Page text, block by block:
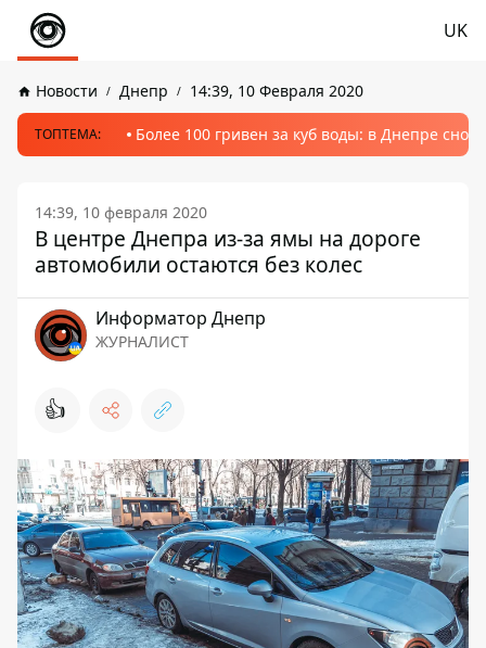
UK
Новости Днепр 14:39, 10 Февраля 2020
ТОПТЕМА: Более 100 гривен за куб воды: в Днепре
14:39, 10 февраля 2020
В центре Днепра из-за ямы на дороге
автомобили остаются без колес
Информатор Днепр
ЖУРНАЛИСТ
👍